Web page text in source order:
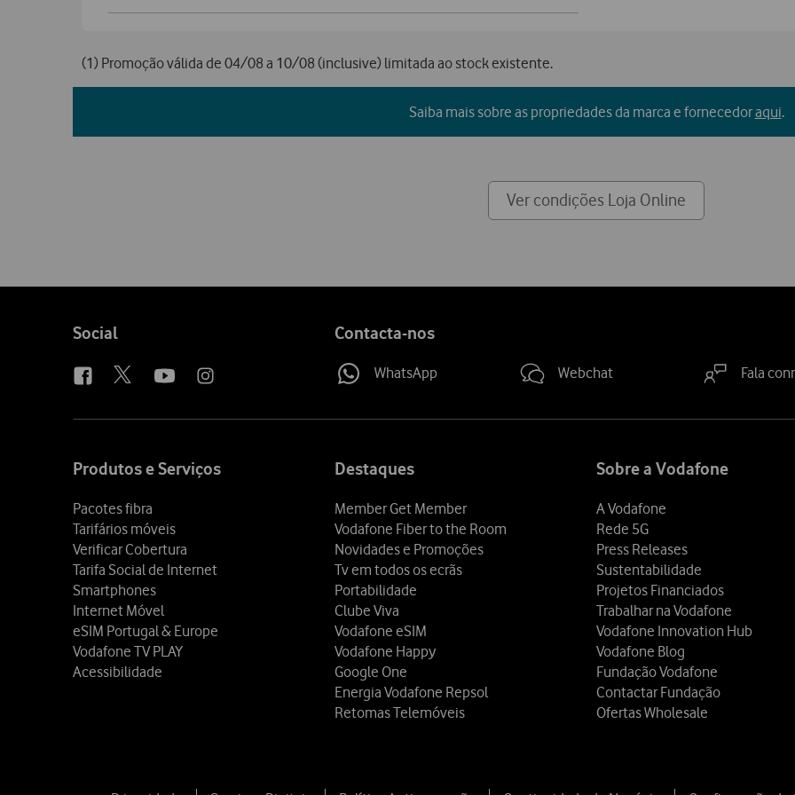
(1) Promoção válida de 04/08 a 10/08 (inclusive) limitada ao stock existente.
Saiba mais sobre as propriedades da marca e fornecedoraqui.
Ver condições Loja Online
Follow
Social Contacta-nos
WhatsApp Webchat Fala
Produtos e Serviços
Pacotes fibra
Tarifários móveis
Verificar Cobertura
Tarifa Social de Internet
Smartphones
Internet Móvel
eSIM Portugal & Europe
Vodafone TV PLAY
Acessibilidade
Destaques
Member Get Member
Vodafone Fiber to the Room
Novidades e Promoções
Tv em todos os ecrãs
Portabilidade
Clube Viva
Vodafone eSIM
Vodafone Happy
Google One
Energia Vodafone Repsol
Retomas Telemóveis
Sobre a Vodafone
A Vodafone
Rede 5G
Press Releases
Sustentabilidade
Projetos Financiados
Trabalhar na Vodafone
Vodafone Innovation Hub
Vodafone Blog
Fundação Vodafone
Contactar Fundação
Ofertas Wholesale